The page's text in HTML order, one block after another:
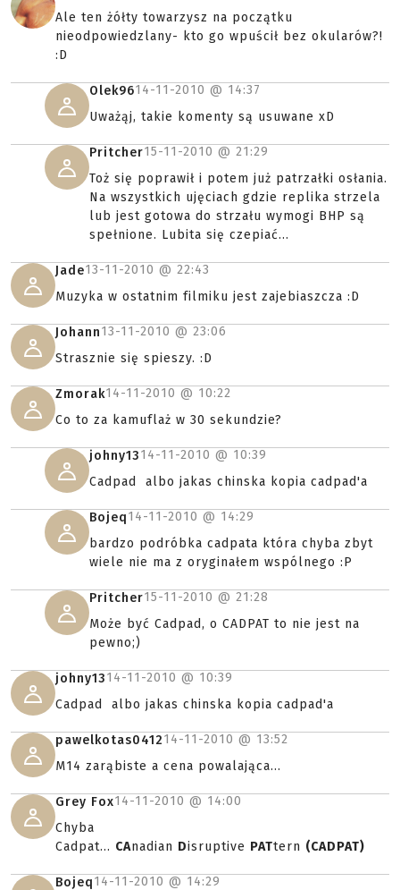
Ale ten żółty towarzysz na początku
nieodpowiedzlany- kto go wpuścił bez okularów?!
:D
Olek9614-11-2010 @ 14:37
Uważąj, takie komenty są usuwane xD
Pritcher15-11-2010 @ 21:29
Toż się poprawił i potem już patrzałki osłania.
Na wszystkich ujęciach gdzie replika strzela
lub jest gotowa do strzału wymogi BHP są
spełnione. Lubita się czepiać...
Jade13-11-2010 @ 22:43
Muzyka w ostatnim filmiku jest zajebiaszcza :D
Johann13-11-2010 @ 23:06
Strasznie się spieszy. :D
Zmorak14-11-2010 @ 10:22
Co to za kamuflaż w 30 sekundzie?
johny1314-11-2010 @ 10:39
Cadpad albo jakas chinska kopia cadpad'a
Bojeq14-11-2010 @ 14:29
bardzo podróbka cadpata która chyba zbyt
wiele nie ma z oryginałem wspólnego :P
Pritcher15-11-2010 @ 21:28
Może być Cadpad, o CADPAT to nie jest na
pewno;)
johny1314-11-2010 @ 10:39
Cadpad albo jakas chinska kopia cadpad'a
pawelkotas041214-11-2010 @ 13:52
M14 zarąbiste a cena powalająca...
Grey Fox14-11-2010 @ 14:00
Chyba
Cadpat... CAnadian Disruptive PATtern (CADPAT)
Bojeq14-11-2010 @ 14:29